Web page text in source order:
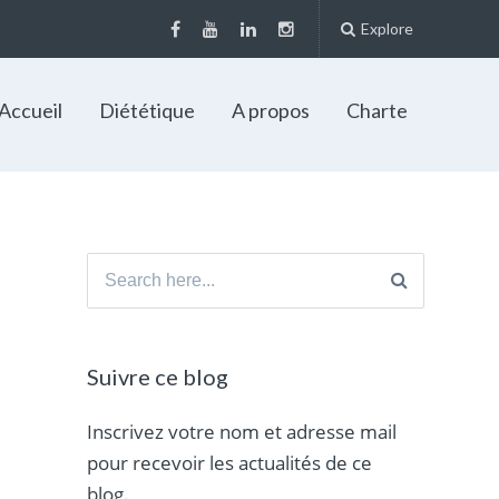
Explore
Diététique A propos Charte
Search
Suivre ce blog
Inscrivez votre nom et adresse mail
pour recevoir les actualités de ce
blog.